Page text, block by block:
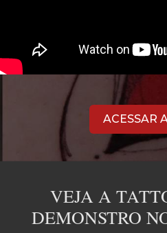
ACESSAR
VEJA A
DEMONSTRO